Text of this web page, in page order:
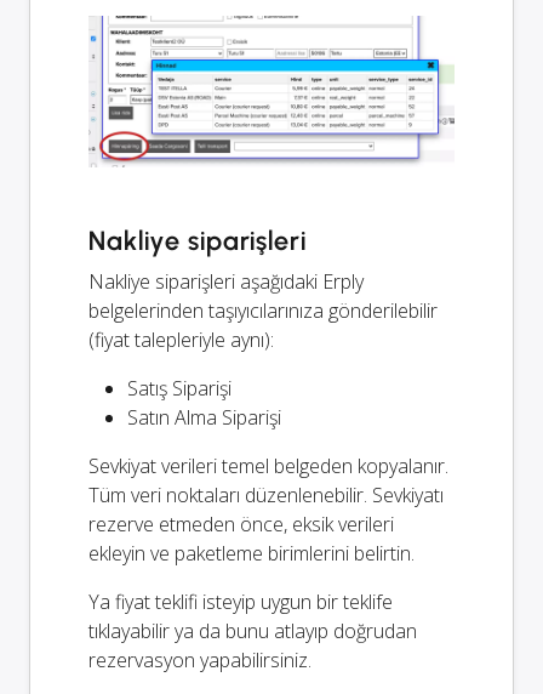
Nakliye siparişleri
Nakliye siparişleri aşağıdaki Erply
belgelerinden taşıyıcılarınıza gönderilebilir
(fiyat talepleriyle aynı):
Satış Siparişi
Satın Alma Siparişi
Sevkiyat verileri temel belgeden kopyalanır.
Tüm veri noktaları düzenlenebilir. Sevkiyatı
rezerve etmeden önce, eksik verileri
ekleyin ve paketleme birimlerini belirtin.
Ya fiyat teklifi isteyip uygun bir teklife
tıklayabilir ya da bunu atlayıp doğrudan
rezervasyon yapabilirsiniz.